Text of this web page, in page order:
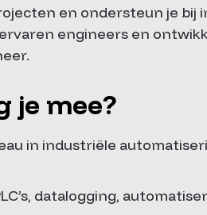
en ondersteun je bij
engineers en
je mee?
in industriële
datalogging,